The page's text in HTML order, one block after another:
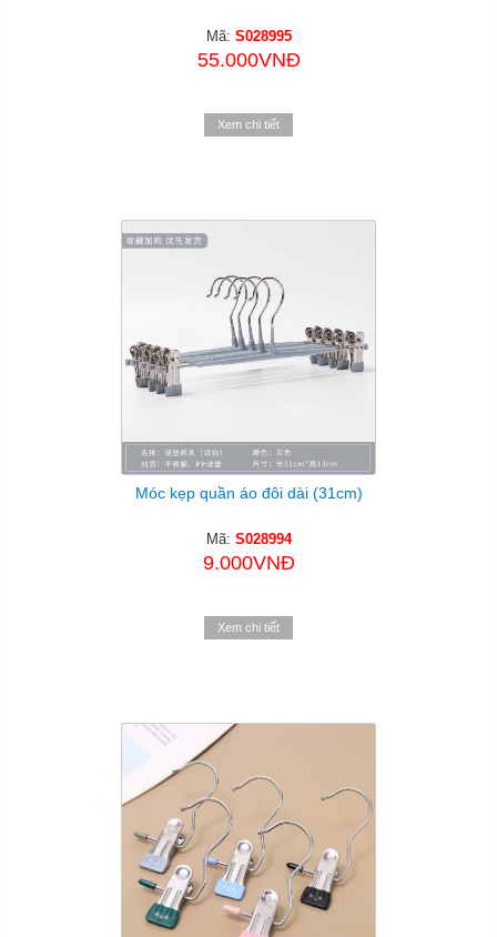
Mã: S028995
55.000VNĐ
Xem chi tiết
Móc kẹp quần áo đôi dài (31cm)
Mã: S028994
9.000VNĐ
Xem chi tiết